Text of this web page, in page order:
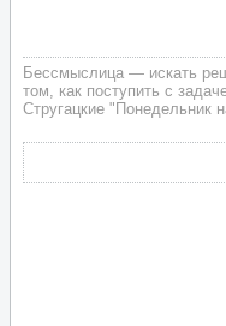
Бессмыслица — искать
том, как поступить с
Стругацкие "Понедельник